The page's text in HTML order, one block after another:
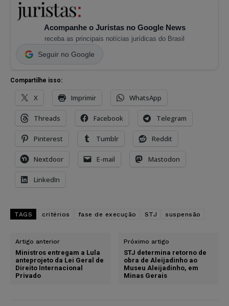
Acompanhe o Juristas no Google News
receba as principais notícias jurídicas do Brasil
Seguir no Google
Compartilhe isso:
X Imprimir WhatsApp
Threads Facebook Telegram
Pinterest Tumblr Reddit
Nextdoor E-mail Mastodon
LinkedIn
TAGS critérios fase de execução STJ suspensão
Artigo anterior
Ministros entregam a Lula
anteprojeto da Lei Geral de
Direito Internacional
Privado
Próximo artigo
STJ determina retorno de
obra de Aleijadinho ao
Museu Aleijadinho, em
Minas Gerais